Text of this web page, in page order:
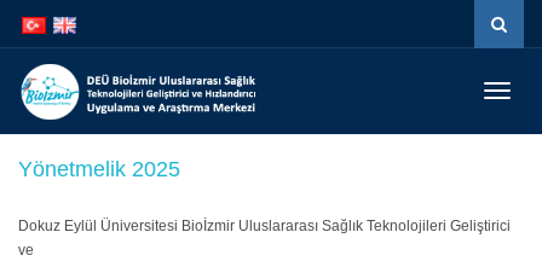
atla
atla
Yönetmelik 2025
Dokuz Eylül Üniversitesi Bioİzmir Uluslararası Sağlık Teknolojileri Geliştirici
ve